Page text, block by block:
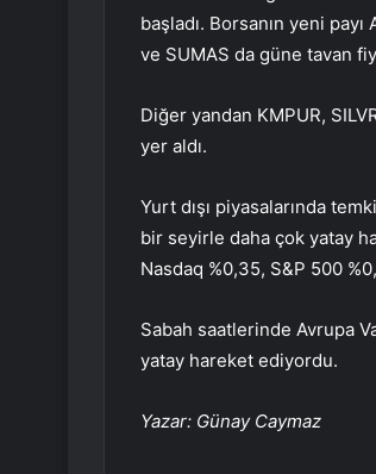
başladı. Borsanın yeni payı
ve SUMAS da güne tavan
Diğer yandan KMPUR,
yer aldı.
Yurt dışı piyasalarında
bir seyirle daha çok yatay
Nasdaq %0,35, S&P 500
Sabah saatlerinde Avrupa
yatay hareket ediyordu.
Yazar: Günay Caymaz